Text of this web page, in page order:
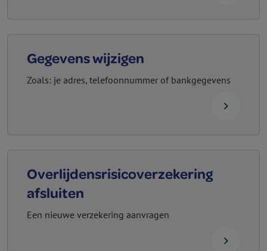
Gegevens wijzigen
Zoals: je adres, telefoonnummer of bankgegevens
navigate_next
Overlijdens­risico­verzekering
afsluiten
Een nieuwe verzekering aanvragen
navigate_next